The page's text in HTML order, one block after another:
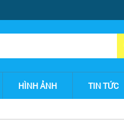
HÌNH ẢNH TIN TỨC